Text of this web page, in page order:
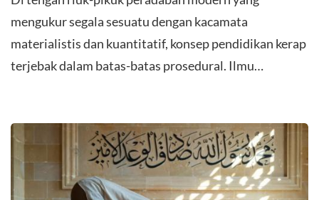
mengukur segala sesuatu dengan kacamata
materialistis dan kuantitatif, konsep pendidikan kerap
terjebak dalam batas-batas prosedural. Ilmu…